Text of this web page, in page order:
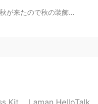
の時に来てください。 やっぱり、こ...
Kit Laman HelloTalk